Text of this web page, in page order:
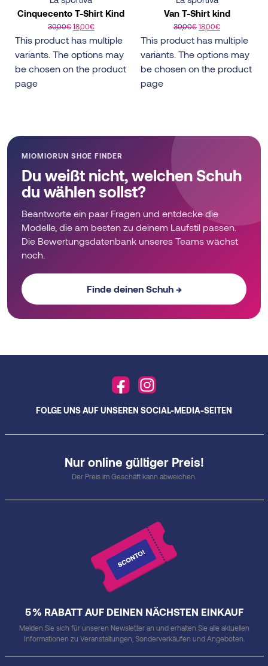
Cinquecento T-Shirt Kind
30,00€ 18,00€
This product has multiple
variants. The options may
be chosen on the product
page
Van T-Shirt kind
30,00€ 18,00€
This product has multiple
variants. The options may
be chosen on the product
page
MIOMIORUN SHOE FINDER
Du weißt nicht, welchen Schuh
du wählen sollst?
Beantworte ein paar Fragen und entdecke die
Modelle, die am besten zu deinem Laufstil passen.
Die Bewertungsdatenbank unseres Teams wächst
noch.
Finde deinen Schuh →
Nur online gültiger Preis!
Der Preis im Geschäft kann abweichen.
FOLGE UNS AUF UNSEREN SOCIAL-MEDIA-SEITEN
5 % RABATT AUF DEINEN NÄCHSTEN EINKAUF
Melden Sie sich für unseren Newsletter an und erhalten Sie alle aktuellen
Informationen zu Veranstaltungen, Sonderverkäufen und Angeboten.